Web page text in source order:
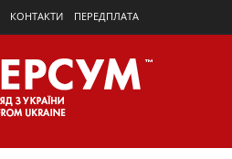
КОНТАКТИ ПЕРЕДПЛАТА